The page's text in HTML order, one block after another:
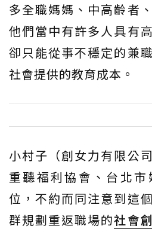
多全職媽媽、中高齡者
他們當中有許多人具有
卻只能從事不穩定的兼
社會提供的教育成本。
小村子（創女力有限公
重聽福利協會、台北
位，不約而同注意到這
群規劃重返職場的社會